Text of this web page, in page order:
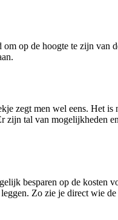
op de hoogte te zijn
zegt men wel eens. Het
tal van mogelijkheden
besparen op de
Zo zie je direct wie